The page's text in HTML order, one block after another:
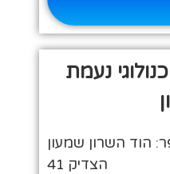
נעמת
הוד השרון שמעון
הצדיק 41